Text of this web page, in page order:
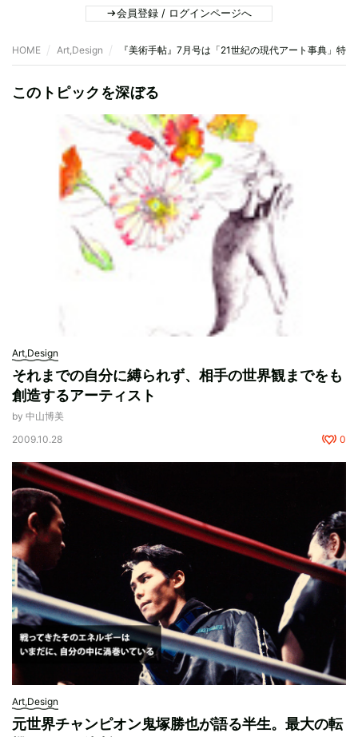
会員登録 / ログインページへ
HOME Art,Design 『美術手帖』7月号は「21世紀の現代アート事典」特
このトピックを深ぼる
Art,Design
それまでの自分に縛られず、相手の世界観までをも
創造するアーティスト
by 中山博美
2009.10.28
0
Art,Design
元世界チャンピオン鬼塚勝也が語る半生。最大の転